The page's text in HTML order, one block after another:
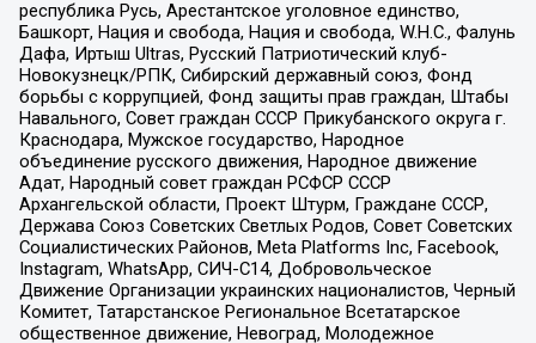
республика Русь, Арестантское уголовное единство,
Башкорт, Нация и свобода, Нация и свобода, W.H.С., Фалунь
Дафа, Иртыш Ultras, Русский Патриотический клуб-
Новокузнецк/РПК, Сибирский державный союз, Фонд
борьбы с коррупцией, Фонд защиты прав граждан, Штабы
Навального, Совет граждан СССР Прикубанского округа г.
Краснодара, Мужское государство, Народное
объединение русского движения, Народное движение
Адат, Народный совет граждан РСФСР СССР
Архангельской области, Проект Штурм, Граждане СССР,
Держава Союз Советских Светлых Родов, Совет Советских
Социалистических Районов, Meta Platforms Inc, Facebook,
Instagram, WhatsApp, СИЧ-С14, Добровольческое
Движение Организации украинских националистов, Черный
Комитет, Татарстанское Региональное Всетатарское
общественное движение, Невоград, Молодежное